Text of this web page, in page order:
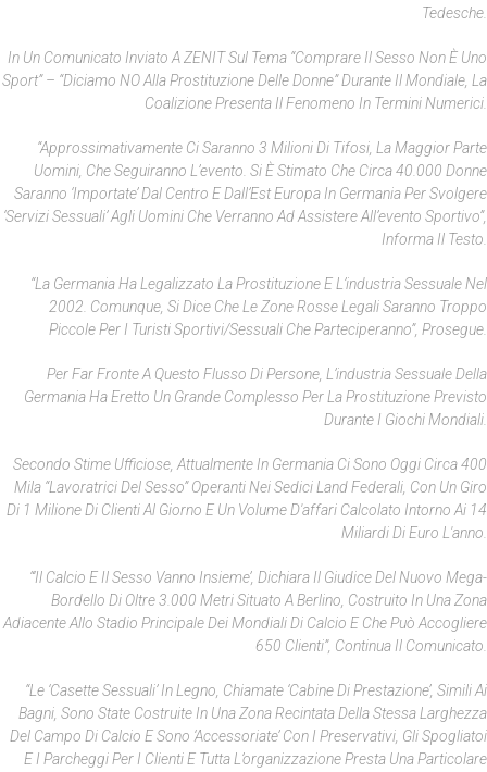
Tedesche.
In Un Comunicato Inviato A ZENIT Sul Tema “Comprare Il Sesso Non È Uno
Sport” – “diciamo NO Alla Prostituzione Delle Donne” Durante Il Mondiale, La
Coalizione Presenta Il Fenomeno In Termini Numerici.
“Approssimativamente Ci Saranno 3 Milioni Di Tifosi, La Maggior Parte
Uomini, Che Seguiranno L’evento. Si È Stimato Che Circa 40.000 Donne
Saranno ‘importate’ Dal Centro E Dall’Est Europa In Germania Per Svolgere
‘servizi Sessuali’ Agli Uomini Che Verranno Ad Assistere All’evento Sportivo”,
Informa Il Testo.
“La Germania Ha Legalizzato La Prostituzione E L’industria Sessuale Nel
2002. Comunque, Si Dice Che Le Zone Rosse Legali Saranno Troppo
Piccole Per I Turisti Sportivi/sessuali Che Parteciperanno”, Prosegue.
Per Far Fronte A Questo Flusso Di Persone, L’industria Sessuale Della
Germania Ha Eretto Un Grande Complesso Per La Prostituzione Previsto
Durante I Giochi Mondiali.
Secondo Stime Ufficiose, Attualmente In Germania Ci Sono Oggi Circa 400
Mila “lavoratrici Del Sesso” Operanti Nei Sedici Land Federali, Con Un Giro
Di 1 Milione Di Clienti Al Giorno E Un Volume D'affari Calcolato Intorno Ai 14
Miliardi Di Euro L'anno.
“‘Il Calcio E Il Sesso Vanno Insieme’, Dichiara Il Giudice Del Nuovo Mega-
Bordello Di Oltre 3.000 Metri Situato A Berlino, Costruito In Una Zona
Adiacente Allo Stadio Principale Dei Mondiali Di Calcio E Che Può Accogliere
650 Clienti”, Continua Il Comunicato.
“Le ‘casette Sessuali’ In Legno, Chiamate ‘cabine Di Prestazione’, Simili Ai
Bagni, Sono State Costruite In Una Zona Recintata Della Stessa Larghezza
Del Campo Di Calcio E Sono ‘accessoriate’ Con I Preservativi, Gli Spogliatoi
E I Parcheggi Per I Clienti E Tutta L’organizzazione Presta Una Particolare